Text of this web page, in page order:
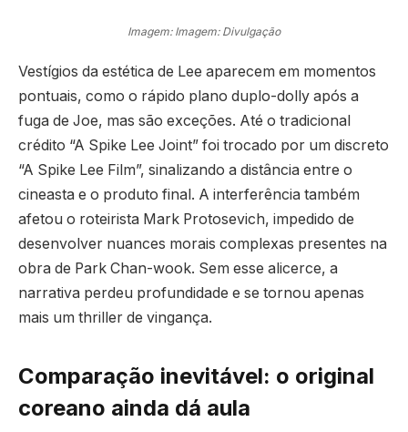
Imagem: Imagem: Divulgação
Vestígios da estética de Lee aparecem em momentos
pontuais, como o rápido plano duplo-dolly após a
fuga de Joe, mas são exceções. Até o tradicional
crédito “A Spike Lee Joint” foi trocado por um discreto
“A Spike Lee Film”, sinalizando a distância entre o
cineasta e o produto final. A interferência também
afetou o roteirista Mark Protosevich, impedido de
desenvolver nuances morais complexas presentes na
obra de Park Chan-wook. Sem esse alicerce, a
narrativa perdeu profundidade e se tornou apenas
mais um thriller de vingança.
Comparação inevitável: o original
coreano ainda dá aula